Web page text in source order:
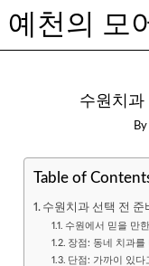
예천의 모
수원치과
By
Table of
수원치과 선택 전 준
수원에서 믿을 만
장점: 동네 치과를
단점: 가까이 있다